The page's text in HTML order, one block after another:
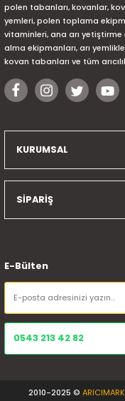
polen tabanları, kovanlar,
yemleri, polen toplama
vitaminleri, ana arı yetiştirme
alma ekipmanları, arı
kovan tabanları ve tüm
KURUMSAL
SİPARİŞ
E-Bülten
0543 213 42 82
2010-2025 ©